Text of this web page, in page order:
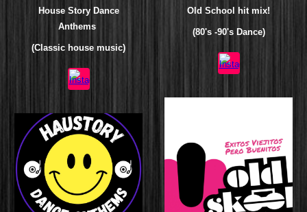
House Story Dance
Anthems
(Classic house music)
Old School hit mix!
(80's -90's Dance)